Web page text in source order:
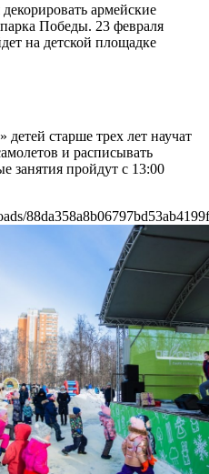
армейские
Победы. 23 февраля
на детской площадке
старше трех лет научат
и расписывать
занятия пройдут с 13:00